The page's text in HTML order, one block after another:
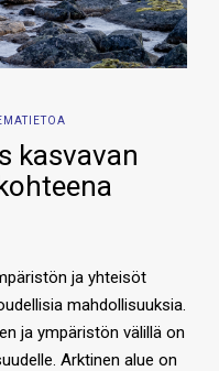
kasvavan
ja yhteisöt
mahdollisuuksia.
ja ympäristön välillä on
Arktinen alue on